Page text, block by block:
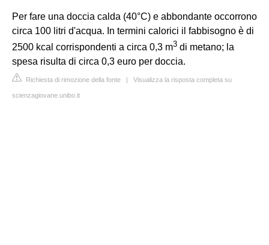
Per fare una doccia calda (40°C) e abbondante occorrono
circa 100 litri d'acqua. In termini calorici il fabbisogno è di
2500 kcal corrispondenti a circa 0,3 m3 di metano; la
spesa risulta di circa 0,3 euro per doccia.
Richiesta di rimozione della fonte Visualizza la risposta completa su
scienzagiovane.unibo.it